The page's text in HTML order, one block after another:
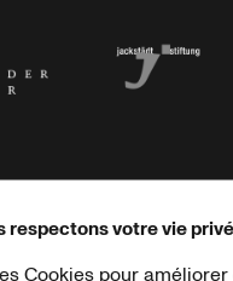
respectons votre vie
Cookies pour